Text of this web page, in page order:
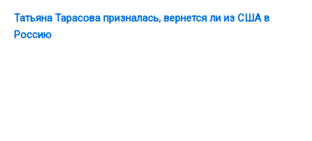
Татьяна Тарасова призналась, вернется ли из США в
Россию